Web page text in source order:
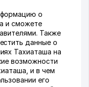
о
и сможете
Также
данные о
Тахиаташа на
возможности
и в чем
его